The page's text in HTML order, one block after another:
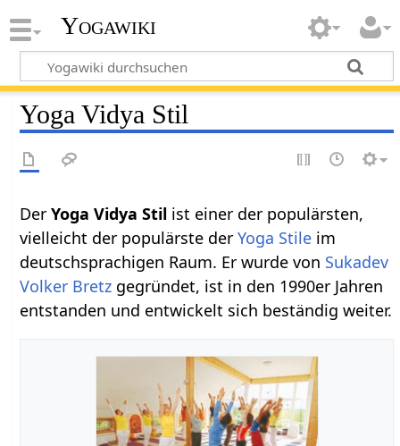
Yogawiki
Yoga Vidya Stil
DerYoga Vidya Stil ist einer der populärsten,
vielleicht der populärste derYoga Stile im
deutschsprachigen Raum. Er wurde von Sukadev
Volker Bretz gegründet, ist in den 1990er Jahren
entstanden und entwickelt sich beständig weiter.